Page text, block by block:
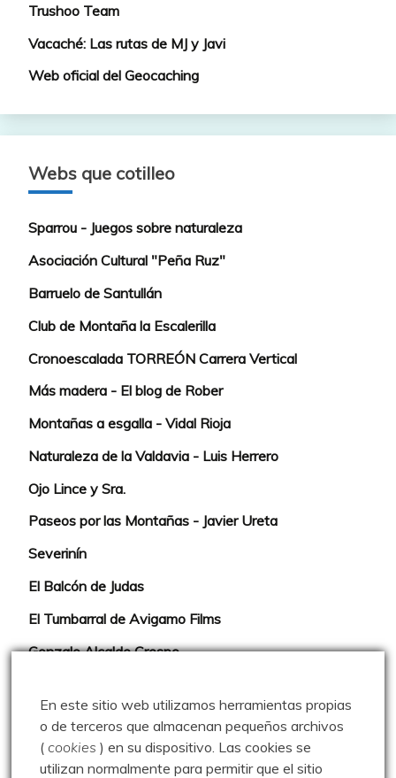
Trushoo Team
Vacaché: Las rutas de MJ y Javi
Web oficial del Geocaching
Webs que cotilleo
Sparrou - Juegos sobre naturaleza
Asociación Cultural "Peña Ruz"
Barruelo de Santullán
Club de Montaña la Escalerilla
Cronoescalada TORREÓN Carrera Vertical
Más madera - El blog de Rober
Montañas a esgalla - Vidal Rioja
Naturaleza de la Valdavia - Luis Herrero
Ojo Lince y Sra.
Paseos por las Montañas - Javier Ureta
Severinín
El Balcón de Judas
El Tumbarral de Avigamo Films
Gonzalo Alcalde Crespo
Rutas y excursiones con niños
En este sitio web utilizamos herramientas propias
o de terceros que almacenan pequeños archivos
(cookies ) en su dispositivo. Las cookies se
utilizan normalmente para permitir que el sitio